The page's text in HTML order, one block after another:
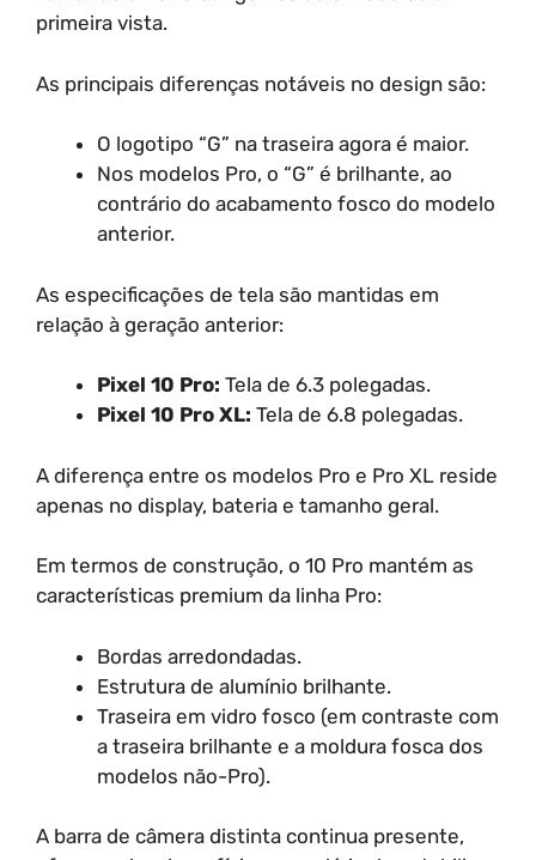
primeira vista.
As principais diferenças notáveis no design são:
O logotipo “G” na traseira agora é maior.
Nos modelos Pro, o “G” é brilhante, ao
contrário do acabamento fosco do modelo
anterior.
As especificações de tela são mantidas em
relação à geração anterior:
Pixel 10 Pro: Tela de 6.3 polegadas.
Pixel 10 Pro XL: Tela de 6.8 polegadas.
A diferença entre os modelos Pro e Pro XL reside
apenas no display, bateria e tamanho geral.
Em termos de construção, o 10 Pro mantém as
características premium da linha Pro:
Bordas arredondadas.
Estrutura de alumínio brilhante.
Traseira em vidro fosco (em contraste com
a traseira brilhante e a moldura fosca dos
modelos não-Pro).
A barra de câmera distinta continua presente,